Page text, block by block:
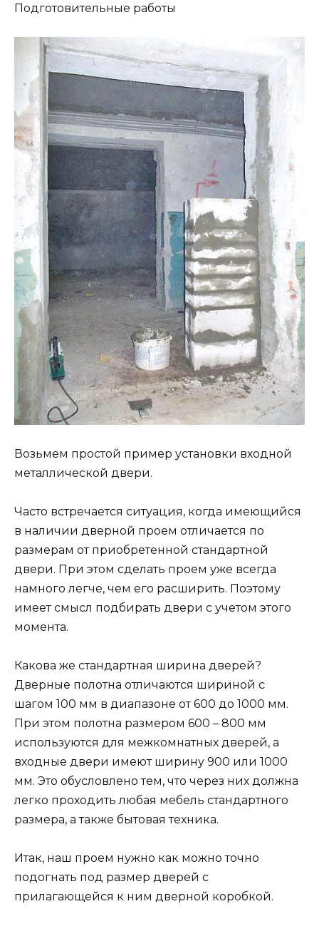
Подготовительные работы
Возьмем простой пример установки входной
металлической двери.
Часто встречается ситуация, когда имеющийся
в наличии дверной проем отличается по
размерам от приобретенной стандартной
двери. При этом сделать проем уже всегда
намного легче, чем его расширить. Поэтому
имеет смысл подбирать двери с учетом этого
момента.
Какова же стандартная ширина дверей?
Дверные полотна отличаются шириной с
шагом 100 мм в диапазоне от 600 до 1000 мм.
При этом полотна размером 600 – 800 мм
используются для межкомнатных дверей, а
входные двери имеют ширину 900 или 1000
мм. Это обусловлено тем, что через них должна
легко проходить любая мебель стандартного
размера, а также бытовая техника.
Итак, наш проем нужно как можно точно
подогнать под размер дверей с
прилагающейся к ним дверной коробкой.